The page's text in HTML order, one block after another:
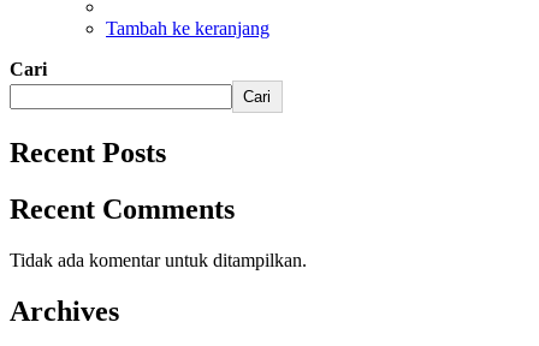
Tambah ke keranjang
Cari
Cari
Recent Posts
Recent Comments
Tidak ada komentar untuk ditampilkan.
Archives